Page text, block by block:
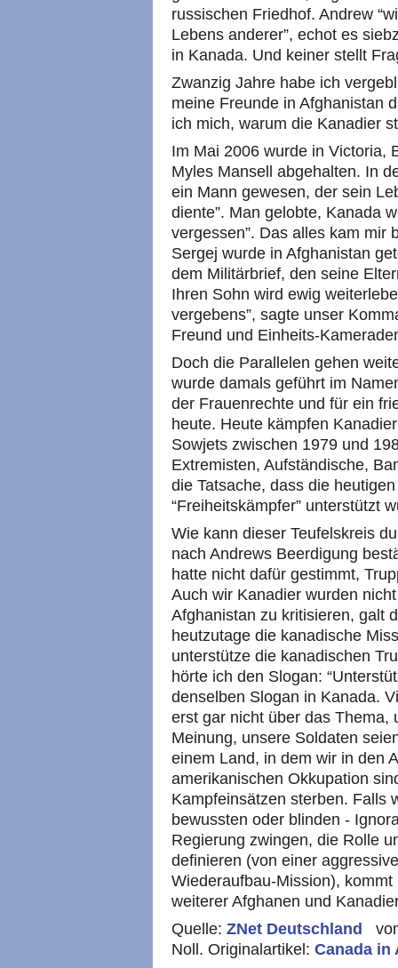
russischen Friedhof. Andrew
Lebens anderer”, echot es
in Kanada. Und keiner stellt
Zwanzig Jahre habe ich
meine Freunde in Afghanistan
ich mich, warum die Kanadier
Im Mai 2006 wurde in Victoria,
Myles Mansell abgehalten. In
ein Mann gewesen, der sein
diente”. Man gelobte, Kanada
vergessen”. Das alles kam mir
Sergej wurde in Afghanistan
dem Militärbrief, den seine
Ihren Sohn wird ewig
vergebens”, sagte unser
Freund und Einheits-
Doch die Parallelen gehen
wurde damals geführt im
der Frauenrechte und für ein
heute. Heute kämpfen
Sowjets zwischen 1979 und
Extremisten, Aufständische,
die Tatsache, dass die
“Freiheitskämpfer” unterstützt
Wie kann dieser Teufelskreis
nach Andrews Beerdigung
hatte nicht dafür gestimmt,
Auch wir Kanadier wurden
Afghanistan zu kritisieren, galt
heutzutage die kanadische
unterstütze die kanadischen
hörte ich den Slogan:
denselben Slogan in Kanada.
erst gar nicht über das Thema,
Meinung, unsere Soldaten
einem Land, in dem wir in den
amerikanischen Okkupation
Kampfeinsätzen sterben. Falls
bewussten oder blinden -
Regierung zwingen, die Rolle
definieren (von einer
Wiederaufbau-Mission),
weiterer Afghanen und
Quelle: ZNet Deutschland
Noll. Originalartikel: Canada